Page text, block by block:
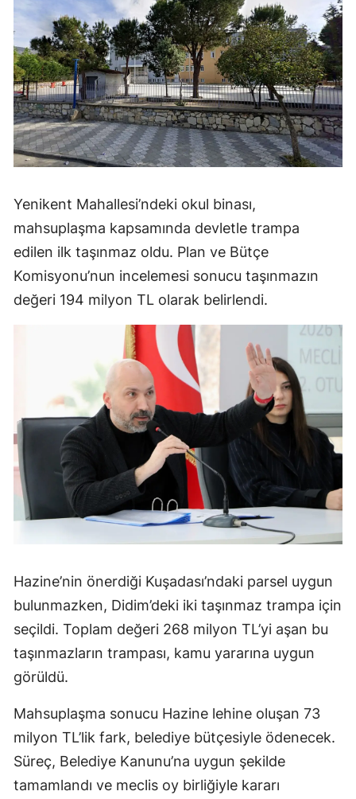
Yenikent Mahallesi’ndeki okul binası,
mahsuplaşma kapsamında devletle trampa
edilen ilk taşınmaz oldu. Plan ve Bütçe
Komisyonu’nun incelemesi sonucu taşınmazın
değeri 194 milyon TL olarak belirlendi.
Hazine’nin önerdiği Kuşadası’ndaki parsel uygun
bulunmazken, Didim’deki iki taşınmaz trampa için
seçildi. Toplam değeri 268 milyon TL’yi aşan bu
taşınmazların trampası, kamu yararına uygun
görüldü.
Mahsuplaşma sonucu Hazine lehine oluşan 73
milyon TL’lik fark, belediye bütçesiyle ödenecek.
Süreç, Belediye Kanunu’na uygun şekilde
tamamlandı ve meclis oy birliğiyle kararı